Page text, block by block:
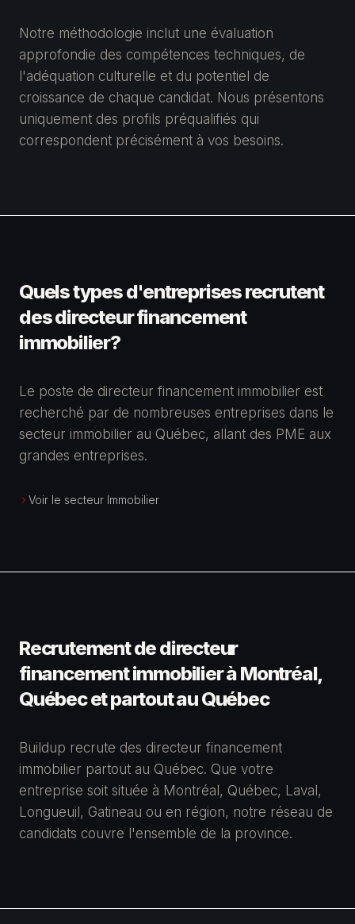
Notre méthodologie inclut une évaluation
approfondie des compétences techniques, de
l'adéquation culturelle et du potentiel de
croissance de chaque candidat. Nous présentons
uniquement des profils préqualifiés qui
correspondent précisément à vos besoins.
Quels types d'entreprises recrutent
des directeur financement
immobilier?
Le poste de directeur financement immobilier est
recherché par de nombreuses entreprises dans le
secteur immobilier au Québec, allant des PME aux
grandes entreprises.
Voir le secteur Immobilier
Recrutement de directeur
financement immobilier à Montréal,
Québec et partout au Québec
Buildup recrute des directeur financement
immobilier partout au Québec. Que votre
entreprise soit située à Montréal, Québec, Laval,
Longueuil, Gatineau ou en région, notre réseau de
candidats couvre l'ensemble de la province.